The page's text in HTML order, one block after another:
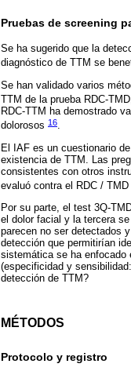
Pruebas de screening
Se ha sugerido que la
diagnóstico de TTM se
Se han validado varios
TTM de la prueba RDC-
RDC-TTM ha demostrado
dolorosos 16.
El IAF es un cuestionario
existencia de TTM. Las
consistentes con otros
evaluó contra el RDC /
Por su parte, el test 3Q-
el dolor facial y la tercera
parecen no ser detectados
detección que permitirían
sistemática se ha enfocado
(especificidad y
detección de TTM?
MÉTODOS
Protocolo y registro